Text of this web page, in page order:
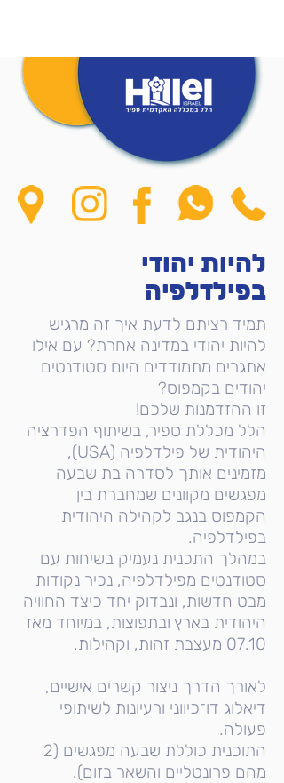
להיות יהודי
בפילדלפיה
תמיד רציתם לדעת איך זה מרגיש
להיות יהודי במדינה אחרת? עם אילו
אתגרים מתמודדים היום סטודנטים
יהודים בקמפוס?
זו ההזדמנות שלכם!
הלל מכללת ספיר, בשיתוף הפדרציה
היהודית של פילדלפיה (USA),
מזמינים אותך לסדרה בת שבעה
מפגשים מקוונים שמחברת בין
הקמפוס בנגב לקהילה היהודית
בפילדלפיה.
במהלך התכנית נעמיק בשיחות עם
סטודנטים מפילדלפיה, נכיר נקודות
מבט חדשות, ונבדוק יחד כיצד החוויה
היהודית בארץ ובתפוצות, במיוחד מאז
07.10 מעצבת זהות, וקהילות.
לאורך הדרך ניצור קשרים אישיים,
דיאלוג דו־כיווני ורעיונות לשיתופי
פעולה.
התוכנית כוללת שבעה מפגשים (2
מהם פרונטליים והשאר בזום).